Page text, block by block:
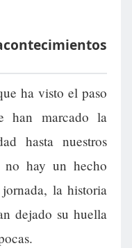
ha visto el paso
han marcado la
hasta nuestros
no hay un hecho
la historia
dejado su huella